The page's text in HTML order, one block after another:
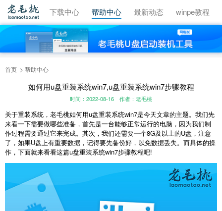
视频教程 下载中心 帮助中心 最新动态 winpe教程
首页 帮助中心
如何用u盘重装系统win7,u盘重装系统win7步骤教程
时间：2022-08-16 作者：老毛桃
关于重装系统 ，老毛桃如何用u盘重装系统win7是今天文章的主题。我们先
来看一下需要做哪些准备，首先是一台能够正常运行的电脑，因为我们制
作过程需要通过它来完成。其次，我们还需要一个8G及以上的U盘，注意
了，如果U盘上有重要数据，记得要先备份好，以免数据丢失。而具体的操
作，下面就来看看这篇u盘重装系统win7步骤教程吧!